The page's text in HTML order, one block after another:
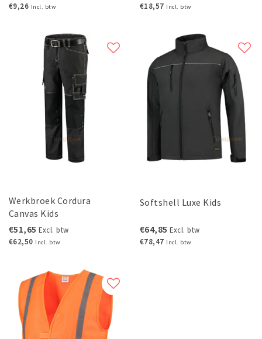
€9,26 Incl. btw €18,57 Incl. btw
Werkbroek Cordura
Canvas Kids
€51,65 Excl. btw
€62,50 Incl. btw
Softshell Luxe Kids
€64,85 Excl. btw
€78,47 Incl. btw